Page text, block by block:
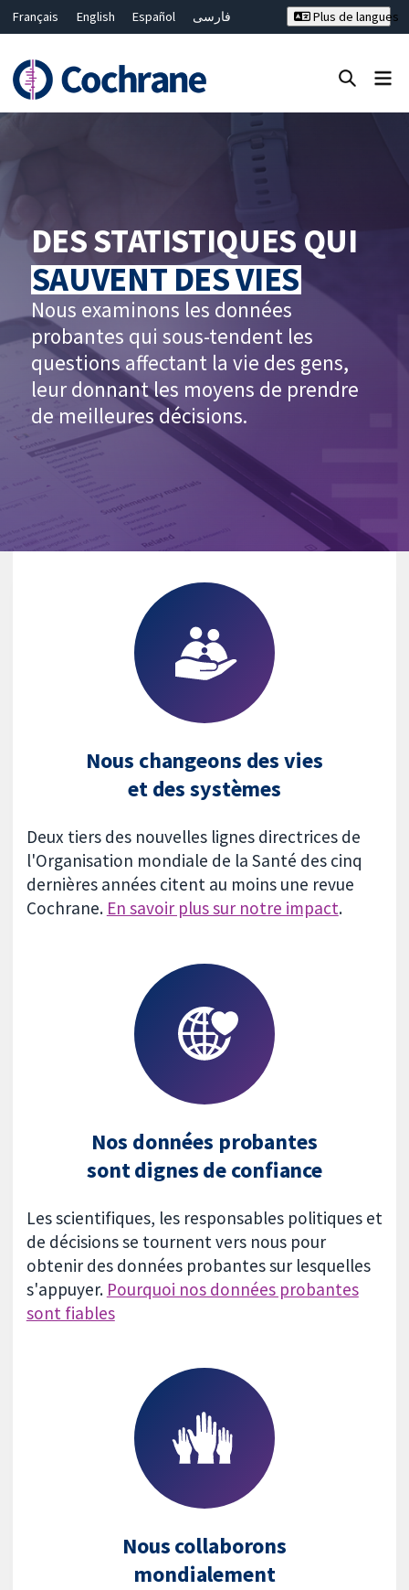
Français English Español
فارسی
Bahasa Malaysia
ไทย
繁體中文
简体中文
Plus de langues
Fermer la recherche ✖
DES STATISTIQUES QUI
SAUVENT DES VIES
Nous examinons les données
probantes qui sous-tendent les
questions affectant la vie des gens,
leur donnant les moyens de prendre
de meilleures décisions.
Nous changeons des vies
et des systèmes
Deux tiers des nouvelles lignes directrices de
l'Organisation mondiale de la Santé des cinq
dernières années citent au moins une revue
Cochrane. En savoir plus sur notre impact.
Nos données probantes
sont dignes de confiance
Les scientifiques, les responsables politiques et
de décisions se tournent vers nous pour
obtenir des données probantes sur lesquelles
s'appuyer. Pourquoi nos données probantes
sont fiables
Nous collaborons
mondialement